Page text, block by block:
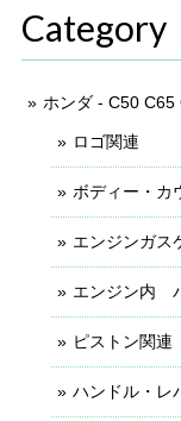
Category
ホンダ - C50
ロゴ関連
ボディー・カ
エンジンガス
エンジン内
ピストン関連
ハンドル・レ